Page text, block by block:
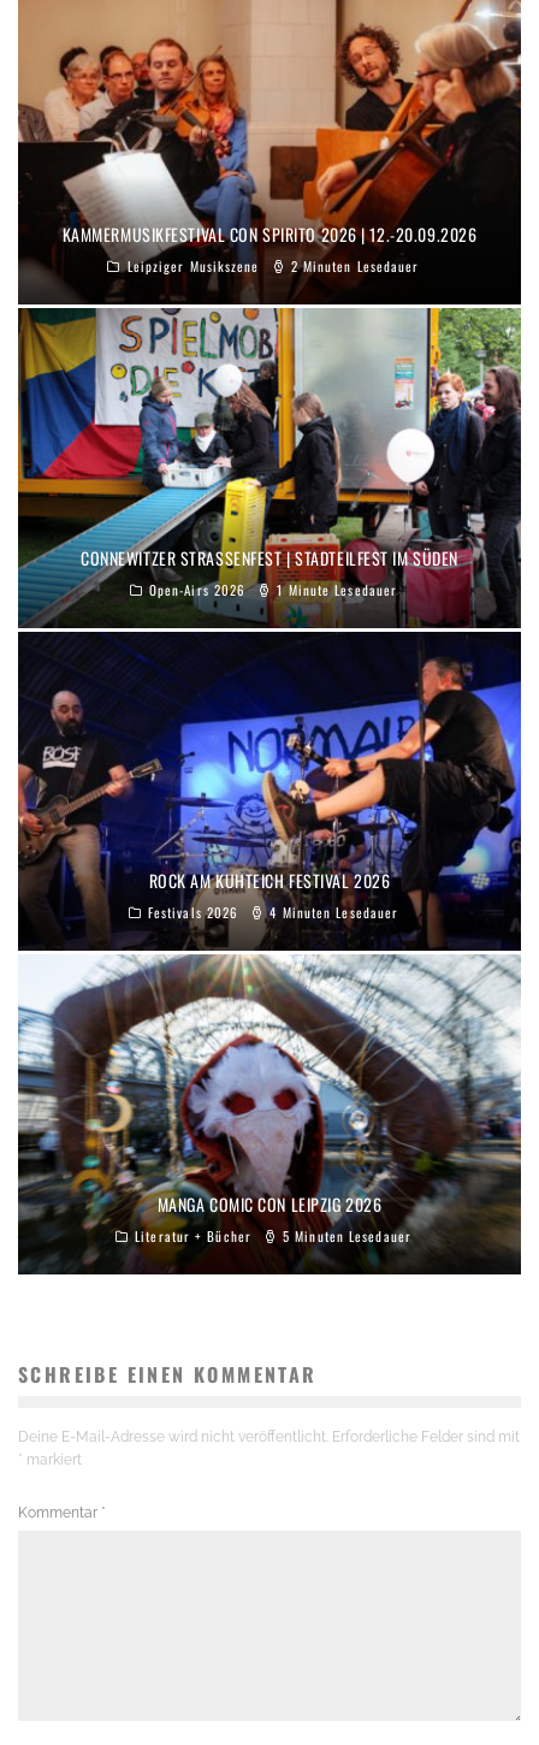
KAMMERMUSIKFESTIVAL CON SPIRITO 2026 | 12.-20.09.2026
Leipziger Musikszene 2 Minuten Lesedauer
CONNEWITZER STRASSENFEST | STADTEILFEST IM SÜDEN
Open-Airs 2026 1 Minute Lesedauer
ROCK AM KUHTEICH FESTIVAL 2026
Festivals 2026 4 Minuten Lesedauer
MANGA COMIC CON LEIPZIG 2026
Literatur + Bücher 5 Minuten Lesedauer
SCHREIBE EINEN KOMMENTAR
Deine E-Mail-Adresse wird nicht veröffentlicht. Erforderliche Felder sind mit
* markiert
Kommentar *